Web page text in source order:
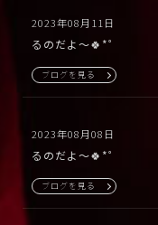
2023年08月11日
るのだよ〜🍀*゜
ブログを見る
2023年08月08日
るのだよ〜🍀*゜
ブログを見る